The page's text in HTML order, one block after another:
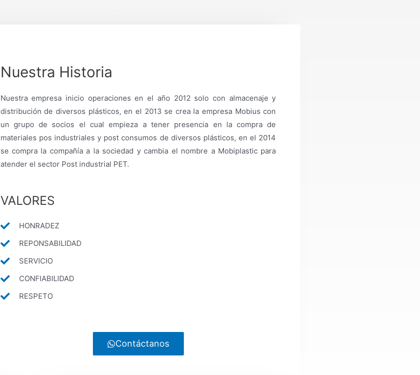
Nuestra Historia
Nuestra empresa inicio operaciones en el año 2012 solo con almacenaje y
distribución de diversos plásticos, en el 2013 se crea la empresa Mobius con
un grupo de socios el cual empieza a tener presencia en la compra de
materiales pos industriales y post consumos de diversos plásticos, en el 2014
se compra la compañía a la sociedad y cambia el nombre a Mobiplastic para
atender el sector Post industrial PET.
VALORES
HONRADEZ
REPONSABILIDAD
SERVICIO
CONFIABILIDAD
RESPETO
Contáctanos